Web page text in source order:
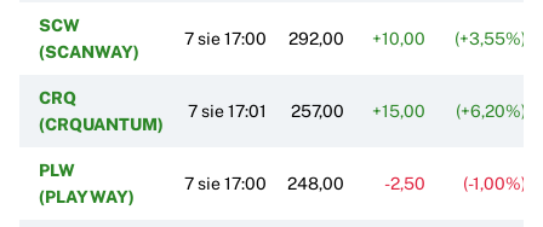
SCW
(SCANWAY)
7 sie 17:00 292,00 +10,00 (+3,55%)
CRQ
(CRQUANTUM)
7 sie 17:01 257,00 +15,00 (+6,20%)
PLW
(PLAYWAY)
7 sie 17:00 248,00 -2,50 (-1,00%)